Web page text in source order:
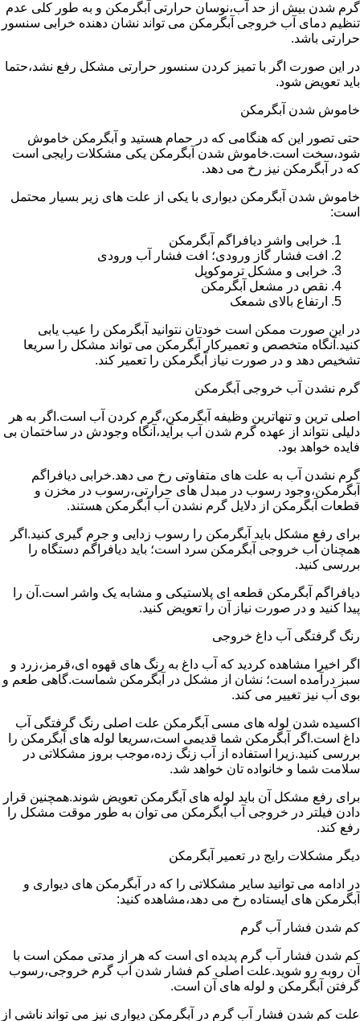
گرم شدن بیش از حد آب،نوسان حرارتی آبگرمکن و به طور کلی عدم
تنظیم دمای آب خروجی آبگرمکن می تواند نشان دهنده خرابی سنسور
حرارتی باشد.
در این صورت اگر با تمیز کردن سنسور حرارتی مشکل رفع نشد،حتما
باید تعویض شود.
خاموش شدن آبگرمکن
حتی تصور این که هنگامی که در حمام هستید و آبگرمکن خاموش
شود،سخت است.خاموش شدن آبگرمکن یکی مشکلات رایجی است
که در آبگرمکن نیز رخ می دهد.
خاموش شدن آبگرمکن دیواری با یکی از علت های زیر بسیار محتمل
است:
خرابی واشر دیافراگم آبگرمکن
افت فشار گاز ورودی؛ افت فشار آب ورودی
خرابی و مشکل ترموکوپل
نقص در مشعل آبگرمکن
ارتفاع بالای شمعک
در این صورت ممکن است خودتان نتوانید آبگرمکن را عیب یابی
کنید.آنگاه متخصص و تعمیرکار آبگرمکن می تواند مشکل را سریعا
تشخیص دهد و در صورت نیاز آبگرمکن را تعمیر کند.
گرم نشدن آب خروجی آبگرمکن
اصلی ترین و تنهاترین وظیفه آبگرمکن،گرم کردن آب است.اگر به هر
دلیلی نتواند از عهده گرم شدن آب برآید،آنگاه وجودش در ساختمان بی
فایده خواهد بود.
گرم نشدن آب به علت های متفاوتی رخ می دهد.خرابی دیافراگم
آبگرمکن،وجود رسوب در مبدل های حرارتی،رسوب در مخزن و
قطعات آبگرمکن از دلایل گرم نشدن آب آبگرمکن هستند.
برای رفع مشکل باید آبگرمکن را رسوب زدایی و جرم گیری کنید.اگر
همچنان آب خروجی آبگرمکن سرد است؛ باید دیافراگم دستگاه را
بررسی کنید.
دیافراگم آبگرمکن قطعه ای پلاستیکی و مشابه یک واشر است.آن را
پیدا کنید و در صورت نیاز آن را تعویض کنید.
رنگ گرفتگی آب داغ خروجی
اگر اخیرا مشاهده کردید که آب داغ به رنگ های قهوه ای،قرمز،زرد و
سبز درآمده است؛ نشان از مشکل در آبگرمکن شماست.گاهی طعم و
بوی آب نیز تغییر می کند.
اکسیده شدن لوله های مسی آبگرمکن علت اصلی رنگ گرفتگی آب
داغ است.اگر آبگرمکن شما قدیمی است،سریعا لوله های آبگرمکن را
بررسی کنید.زیرا استفاده از آب زنگ زده،موجب بروز مشکلاتی در
سلامت شما و خانواده تان خواهد شد.
برای رفع مشکل آن باید لوله های آبگرمکن تعویض شوند.همچنین قرار
دادن فیلتر در خروجی آب آبگرمکن می توان به طور موقت مشکل را
رفع کند.
دیگر مشکلات رایج در تعمیر آبگرمکن
در ادامه می توانید سایر مشکلاتی را که در آبگرمکن های دیواری و
آبگرمکن های ایستاده رخ می دهد،مشاهده کنید:
کم شدن فشار آب گرم
کم شدن فشار آب گرم پدیده ای است که هر از مدتی ممکن است با
آن روبه رو شوید.علت اصلی کم فشار شدن آب گرم خروجی،رسوب
گرفتن آبگرمکن و لوله های آن است.
علت کم شدن فشار آب گرم در آبگرمکن دیواری نیز می تواند ناشی از